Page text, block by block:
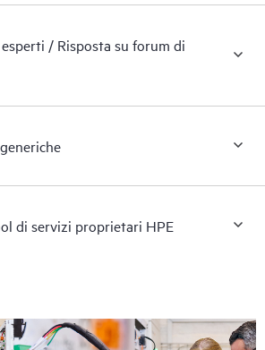
/ Risposta su forum di
di servizi proprietari HPE